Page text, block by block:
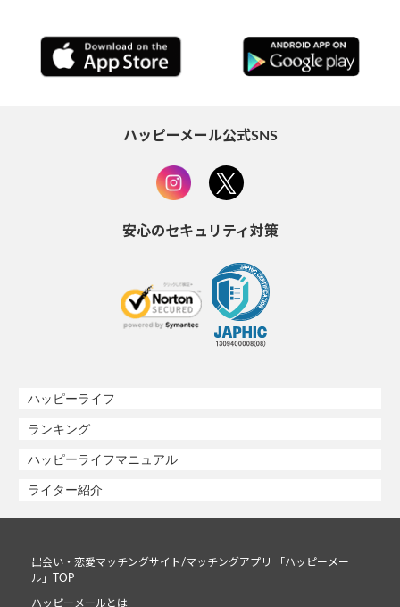
ハッピーメール公式SNS
安心のセキュリティ対策
ハッピーライフ
ランキング
ハッピーライフマニュアル
ライター紹介
出会い・恋愛マッチングサイト/マッチングアプリ 「ハッピーメー
ル」TOP
ハッピーメールとは